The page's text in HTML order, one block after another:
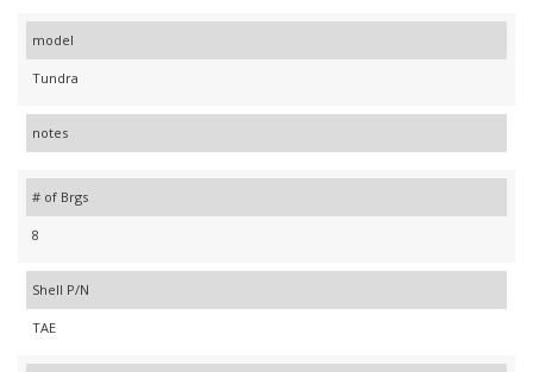
model
Tundra
notes
# of Brgs
8
Shell P/N
TAE